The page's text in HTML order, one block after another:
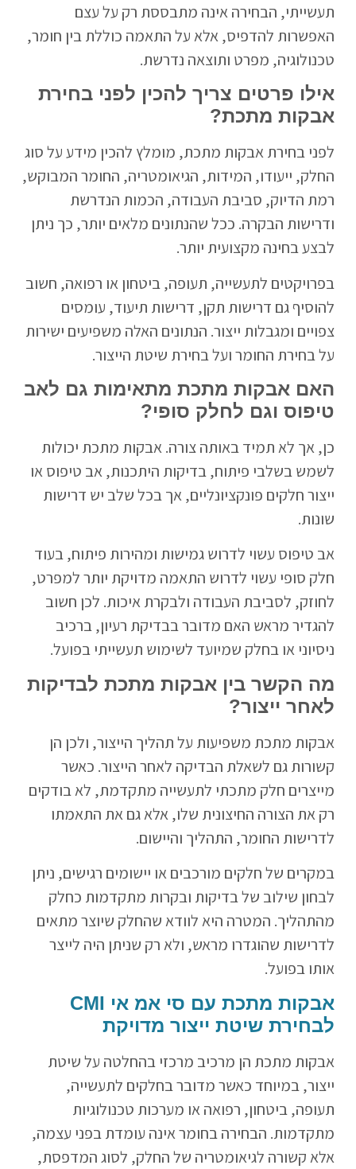
תעשייתי, הבחירה אינה מתבססת רק על עצם
האפשרות להדפיס, אלא על התאמה כוללת בין חומר,
טכנולוגיה, מפרט ותוצאה נדרשת.
אילו פרטים צריך להכין לפני בחירת
אבקות מתכת?
לפני בחירת אבקות מתכת, מומלץ להכין מידע על סוג
החלק, ייעודו, המידות, הגיאומטריה, החומר המבוקש,
רמת הדיוק, סביבת העבודה, הכמות הנדרשת
ודרישות הבקרה. ככל שהנתונים מלאים יותר, כך ניתן
לבצע בחינה מקצועית יותר.
בפרויקטים לתעשייה, תעופה, ביטחון או רפואה, חשוב
להוסיף גם דרישות תקן, דרישות תיעוד, עומסים
צפויים ומגבלות ייצור. הנתונים האלה משפיעים ישירות
על בחירת החומר ועל בחירת שיטת הייצור.
האם אבקות מתכת מתאימות גם לאב
טיפוס וגם לחלק סופי?
כן, אך לא תמיד באותה צורה. אבקות מתכת יכולות
לשמש בשלבי פיתוח, בדיקות היתכנות, אב טיפוס או
ייצור חלקים פונקציונליים, אך בכל שלב יש דרישות
שונות.
אב טיפוס עשוי לדרוש גמישות ומהירות פיתוח, בעוד
חלק סופי עשוי לדרוש התאמה מדויקת יותר למפרט,
לחוזק, לסביבת העבודה ולבקרת איכות. לכן חשוב
להגדיר מראש האם מדובר בבדיקת רעיון, ברכיב
ניסיוני או בחלק שמיועד לשימוש תעשייתי בפועל.
מה הקשר בין אבקות מתכת לבדיקות
לאחר ייצור?
אבקות מתכת משפיעות על תהליך הייצור, ולכן הן
קשורות גם לשאלת הבדיקה לאחר הייצור. כאשר
מייצרים חלק מתכתי לתעשייה מתקדמת, לא בודקים
רק את הצורה החיצונית שלו, אלא גם את התאמתו
לדרישות החומר, התהליך והיישום.
במקרים של חלקים מורכבים או יישומים רגישים, ניתן
לבחון שילוב של בדיקות ובקרות מתקדמות כחלק
מהתהליך. המטרה היא לוודא שהחלק שיוצר מתאים
לדרישות שהוגדרו מראש, ולא רק שניתן היה לייצר
אותו בפועל.
אבקות מתכת עם סי אמ אי CMI
לבחירת שיטת ייצור מדויקת
אבקות מתכת הן מרכיב מרכזי בהחלטה על שיטת
ייצור, במיוחד כאשר מדובר בחלקים לתעשייה,
תעופה, ביטחון, רפואה או מערכות טכנולוגיות
מתקדמות. הבחירה בחומר אינה עומדת בפני עצמה,
אלא קשורה לגיאומטריה של החלק, לסוג המדפסת,